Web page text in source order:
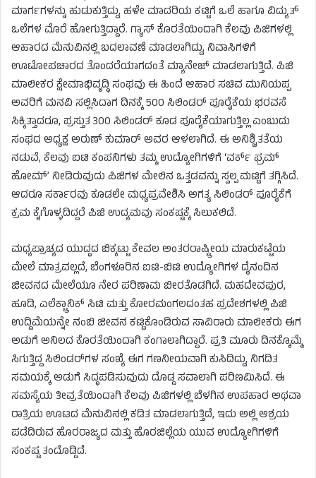
ಮಾರ್ಗಗಳನ್ನು ಹುಡುಕುತ್ತಿದ್ದು, ಹಳೇ ಮಾದರಿಯ ಕಟ್ಟಿಗೆ ಒಲೆ ಹಾಗೂ ವಿದ್ಯುತ್
ಒಲೆಗಳ ಮೊರೆ ಹೋಗುತ್ತಿದ್ದಾರೆ. ಗ್ಯಾಸ್ ಕೊರತೆಯಿಂದಾಗಿ ಕೆಲವು ಪಿಜಿಗಳಲ್ಲಿ
ಆಹಾರದ ಮೆನುವಿನಲ್ಲಿ ಬದಲಾವಣೆ ಮಾಡಲಾಗಿದ್ದು, ನಿವಾಸಿಗಳಿಗೆ
ಊಟೋಪಚಾರದ ತೊಂದರೆಯಾಗದಂತೆ ಮ್ಯಾನೇಜ್ ಮಾಡಲಾಗುತ್ತಿದೆ. ಪಿಜಿ
ಮಾಲೀಕರ ಕ್ಷೇಮಾಭಿವೃದ್ಧಿ ಸಂಘವು ಈ ಹಿಂದೆ ಆಹಾರ ಸಚಿವ ಮುನಿಯಪ್ಪ
ಅವರಿಗೆ ಮನವಿ ಸಲ್ಲಿಸಿದಾಗ ದಿನಕ್ಕೆ 500 ಸಿಲಿಂಡರ್ ಪೂರೈಕೆಯ ಭರವಸೆ
ಸಿಕ್ಕಿತ್ತಾದರೂ, ಪ್ರಸ್ತುತ 300 ಸಿಲಿಂಡರ್ ಕೂಡ ಪೂರೈಕೆಯಾಗುತ್ತಿಲ್ಲ ಎಂಬುದು
ಸಂಘದ ಅಧ್ಯಕ್ಷ ಅರುಣ್ ಕುಮಾರ್ ಅವರ ಆಳಲಾಗಿದೆ. ಈ ಅನಿಶ್ಚಿತತೆಯ
ನಡುವೆ, ಕೆಲವು ಐಟಿ ಕಂಪನಿಗಳು ತಮ್ಮ ಉದ್ಯೋಗಿಗಳಿಗೆ ‘ವರ್ಕ್ ಫ್ರಮ್
ಹೋಮ್’ ನೀಡಿರುವುದು ಪಿಜಿಗಳ ಮೇಲಿನ ಒತ್ತಡವನ್ನು ಸ್ವಲ್ಪ ಮಟ್ಟಿಗೆ ತಗ್ಗಿಸಿದೆ.
ಆದರೂ ಸರ್ಕಾರವು ಕೂಡಲೇ ಮಧ್ಯಪ್ರವೇಶಿಸಿ ಅಗತ್ಯ ಸಿಲಿಂಡರ್ ಪೂರೈಕೆಗೆ
ಕ್ರಮ ಕೈಗೊಳ್ಳದಿದ್ದರೆ ಪಿಜಿ ಉದ್ಯಮವು ಸಂಕಷ್ಟಕ್ಕೆ ಸಿಲುಕಲಿದೆ.
ಮಧ್ಯಪ್ರಾಚ್ಯದ ಯುದ್ಧದ ಬಿಕ್ಕಟ್ಟು ಕೇವಲ ಅಂತರರಾಷ್ಟ್ರೀಯ ಮಾರುಕಟ್ಟೆಯ
ಮೇಲೆ ಮಾತ್ರವಲ್ಲದೆ, ಬೆಂಗಳೂರಿನ ಐಟಿ-ಬಿಟಿ ಉದ್ಯೋಗಿಗಳ ದೈನಂದಿನ
ಜೀವನದ ಮೇಲೆಯೂ ನೇರ ಪರಿಣಾಮ ಬೀರತೊಡಗಿದೆ. ಮಹದೇವಪುರ,
ಹೂಡಿ, ಎಲೆಕ್ಟ್ರಾನಿಕ್ ಸಿಟಿ ಮತ್ತು ಕೋರಮಂಗಲದಂತಹ ಪ್ರದೇಶಗಳಲ್ಲಿ ಪಿಜಿ
ಉದ್ದಿಮೆಯನ್ನೇ ನಂಬಿ ಜೀವನ ಕಟ್ಟಿಕೊಂಡಿರುವ ಸಾವಿರಾರು ಮಾಲೀಕರು ಈಗ
ಅಡುಗೆ ಅನಿಲದ ಕೊರತೆಯಿಂದಾಗಿ ಕಂಗಾಲಾಗಿದ್ದಾರೆ. ಪ್ರತಿ ಮೂರು ದಿನಕ್ಕೊಮ್ಮೆ
ಸಿಗುತ್ತಿದ್ದ ಸಿಲಿಂಡರ್‌ಗಳ ಸಂಖ್ಯೆ ಈಗ ಗಣನೀಯವಾಗಿ ಕುಸಿದಿದ್ದು, ನಿಗದಿತ
ಸಮಯಕ್ಕೆ ಅಡುಗೆ ಸಿದ್ಧಪಡಿಸುವುದು ದೊಡ್ಡ ಸವಾಲಾಗಿ ಪರಿಣಮಿಸಿದೆ. ಈ
ಸಮಸ್ಯೆಯ ತೀವ್ರತೆಯಿಂದಾಗಿ ಕೆಲವು ಪಿಜಿಗಳಲ್ಲಿ ಬೆಳಗಿನ ಉಪಹಾರ ಅಥವಾ
ರಾತ್ರಿಯ ಊಟದ ಮೆನುವಿನಲ್ಲಿ ಕಡಿತ ಮಾಡಲಾಗುತ್ತಿದೆ, ಇದು ಅಲ್ಲಿ ಆಶ್ರಯ
ಪಡೆದಿರುವ ಹೊರರಾಜ್ಯದ ಮತ್ತು ಹೊರಜಿಲ್ಲೆಯ ಯುವ ಉದ್ಯೋಗಿಗಳಿಗೆ
ಸಂಕಷ್ಟ ತಂದೊಡ್ಡಿದೆ.